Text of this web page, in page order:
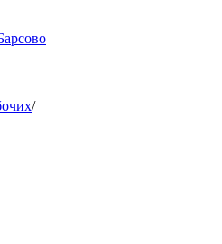
/